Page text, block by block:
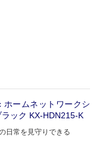
ームネットワークシ
ック KX-HDN215-K
日常を見守りできる